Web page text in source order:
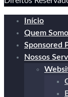
Início
Quem
Sponsored
Nossos